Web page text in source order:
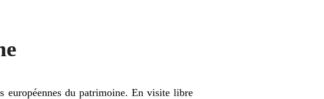
européennes du patrimoine. En visite libre